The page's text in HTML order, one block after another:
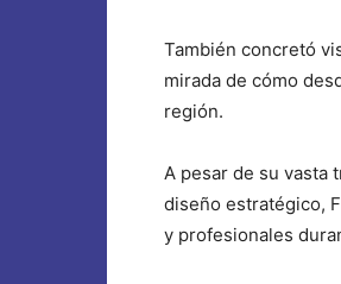
También concretó
mirada de cómo
región.
A pesar de su vasta
diseño estratégico,
y profesionales